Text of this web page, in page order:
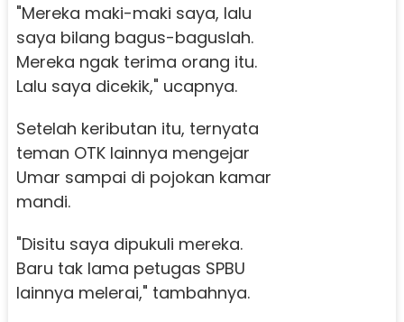
"Mereka maki-maki saya, lalu
saya bilang bagus-baguslah.
Mereka ngak terima orang itu.
Lalu saya dicekik," ucapnya.
Setelah keributan itu, ternyata
teman OTK lainnya mengejar
Umar sampai di pojokan kamar
mandi.
"Disitu saya dipukuli mereka.
Baru tak lama petugas SPBU
lainnya melerai," tambahnya.